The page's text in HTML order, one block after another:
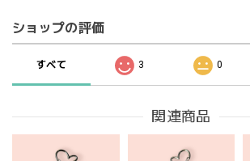
ショップの評価
すべて 3 0
関連商品